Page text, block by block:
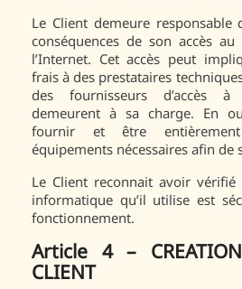
Le Client demeure responsable
conséquences de son accès
l’Internet. Cet accès peut
frais à des prestataires
des fournisseurs d’accès à
demeurent à sa charge. En
fournir et être
équipements nécessaires afin de
Le Client reconnait avoir
informatique qu’il utilise est
fonctionnement.
Article 4 – CREATION
CLIENT